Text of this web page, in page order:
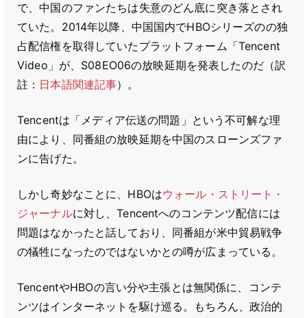
で、中国のファンたちは失意のどん底に突き落とされ
ていた。2014年以降、中国国内でHBOシリーズのの独
占配信権を取得していたプラットフォーム「Tencent
Video」が、S08EO06の放映延期を発表したのだ（訳
註： 日本語関連記事）。
Tencentは「メディア伝送の問題」という不可解な理
由により、同番組の放映延期を中国のスローンズファ
ンに告げた。
しかし奇妙なことに、HBOはウォール・ストリート・
ジャーナルに対し、Tencentへのコンテンツ配信には
問題はなかったと話しており、同番組が米中貿易戦争
の犠牲になったのではないかとの噂が広まっている。
TencentやHBOの言い分や主張とは無関係に、コンテ
ンツはインターネットを駆け巡る。もちろん、政治的